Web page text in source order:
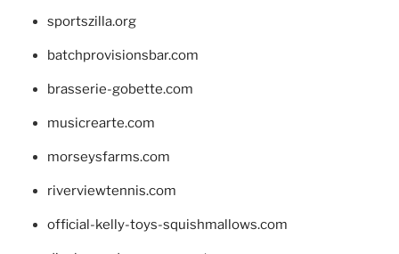
sportszilla.org
batchprovisionsbar.com
brasserie-gobette.com
musicrearte.com
morseysfarms.com
riverviewtennis.com
official-kelly-toys-squishmallows.com